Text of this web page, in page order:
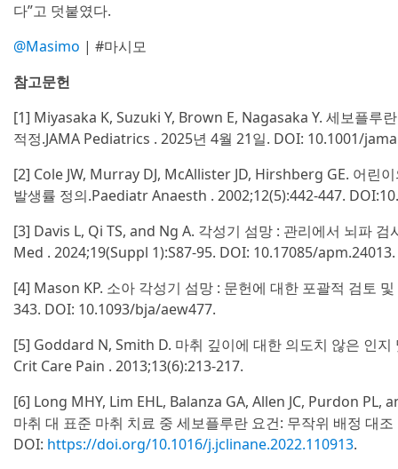
다”고 덧붙였다.
@Masimo | #마시모
참고문헌
[1] Miyasaka K, Suzuki Y, Brown E, Nagasaka Y. 세보플루
적정.JAMA Pediatrics . 2025년 4월 21일. DOI: 10.1001/
[2] Cole JW, Murray DJ, McAllister JD, Hirshberg GE. 어린
발생률 정의.Paediatr Anaesth . 2002;12(5):442-447.
[3] Davis L, Qi TS, and Ng A. 각성기 섬망 : 관리에서 뇌파
Med . 2024;19(Suppl 1):S87-95. DOI: 10.17085/apm.24013.
[4] Mason KP. 소아 각성기 섬망 : 문헌에 대한 포괄적 검토
343. DOI: 10.1093/bja/aew477.
[5] Goddard N, Smith D. 마취 깊이에 대한 의도치 않은 인
Crit Care Pain . 2013;13(6):213-217.
[6] Long MHY, Lim EHL, Balanza GA, Allen JC, Purdon PL,
마취 대 표준 마취 치료 중 세보플루란 요건: 무작위 배정 대
DOI: https://doi.org/10.1016/j.jclinane.2022.110913.